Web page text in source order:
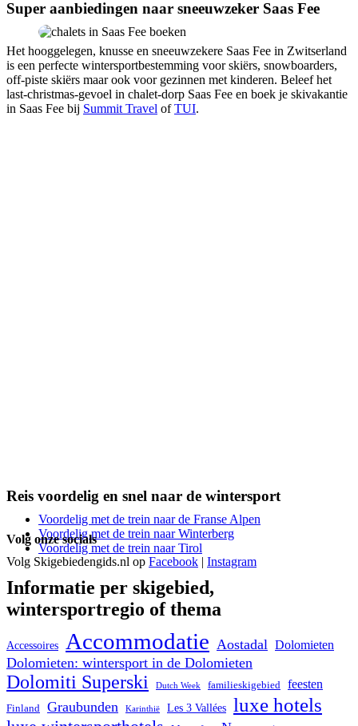
Super aanbiedingen naar sneeuwzeker Saas Fee
Het hooggelegen, knusse en sneeuwzekere Saas Fee in Zwitserland
is een perfecte wintersportbestemming voor skiërs, snowboarders,
off-piste skiërs maar ook voor gezinnen met kinderen. Beleef het
last-christmas-gevoel in chalet-dorp Saas Fee en boek je skivakantie
in Saas Fee bij Summit Travel ofTUI.
Reis voordelig en snel naar de wintersport
Voordelig met de trein naar de Franse Alpen
Voordelig met de trein naar Winterberg
Voordelig met de trein naar Tirol
Volg onze socials
Volg Skigebiedengids.nl op Facebook | Instagram
Informatie per skigebied,
wintersportregio of thema
Accessoires Accommodatie Aostadal Dolomieten
Dolomieten: wintersport in de Dolomieten
Dolomiti Superski Dutch Week familieskigebied feesten
Finland Graubunden Karinthië Les 3 Vallées luxe hotels